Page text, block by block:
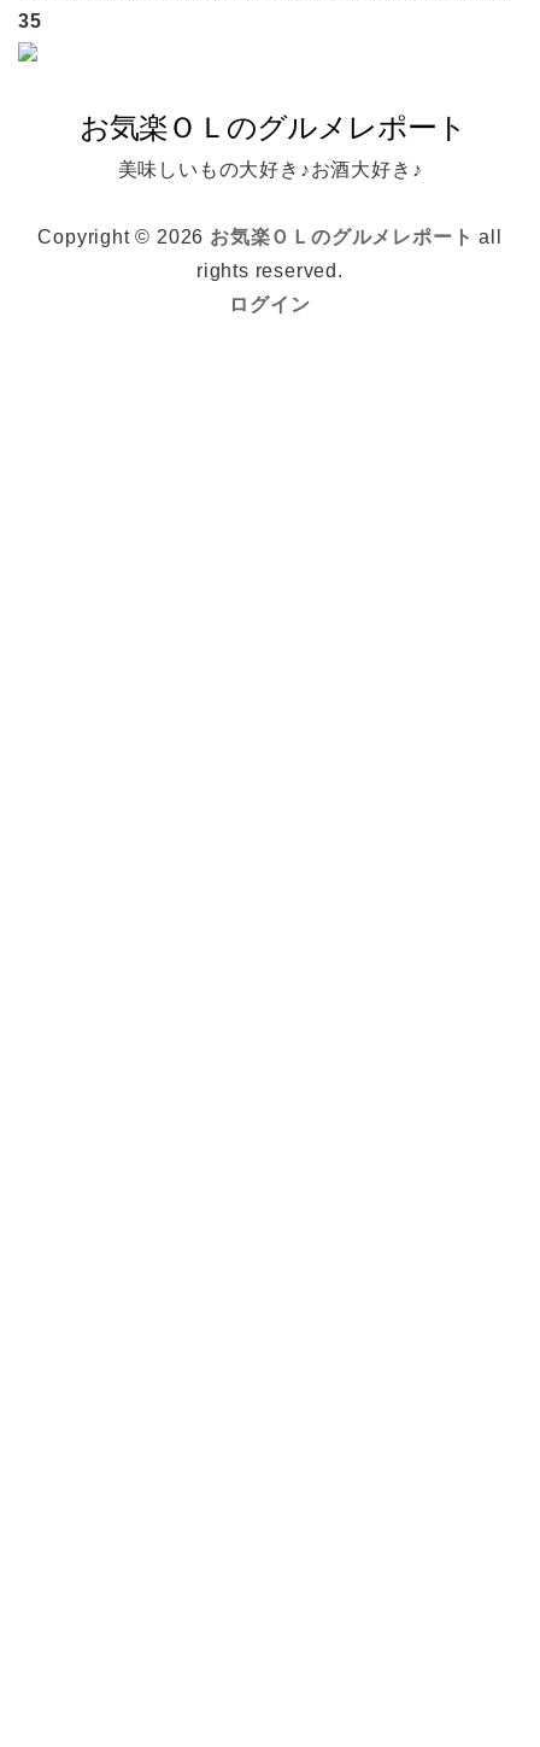
35
美味しいもの大好き♪お酒大好き♪
Copyright © 2026 お気楽ＯＬのグルメレポート all
rights reserved.
ログイン